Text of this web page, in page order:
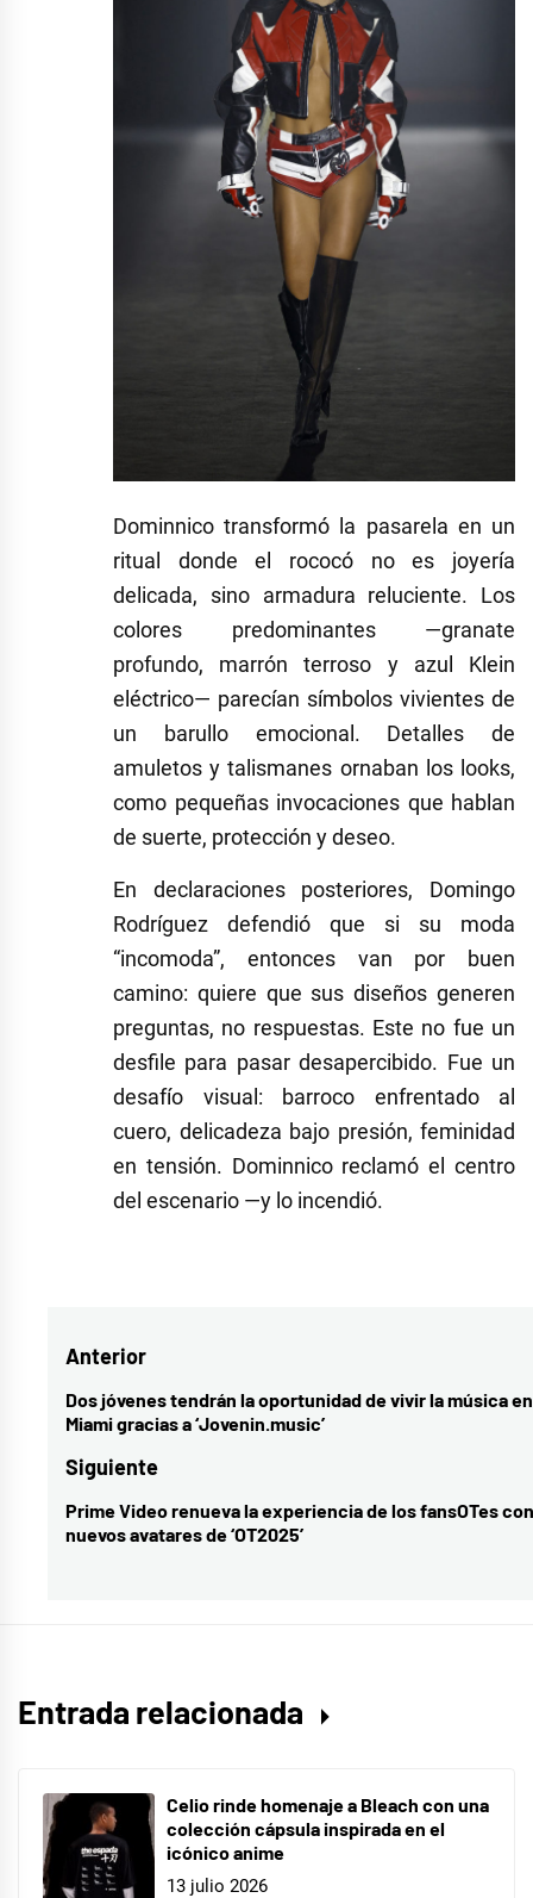
Dominnico transformó la pasarela en un
ritual donde el rococó no es joyería
delicada, sino armadura reluciente. Los
colores predominantes —granate
profundo, marrón terroso y azul Klein
eléctrico— parecían símbolos vivientes de
un barullo emocional. Detalles de
amuletos y talismanes ornaban los looks,
como pequeñas invocaciones que hablan
de suerte, protección y deseo.
En declaraciones posteriores, Domingo
Rodríguez defendió que si su moda
“incomoda”, entonces van por buen
camino: quiere que sus diseños generen
preguntas, no respuestas. Este no fue un
desfile para pasar desapercibido. Fue un
desafío visual: barroco enfrentado al
cuero, delicadeza bajo presión, feminidad
en tensión. Dominnico reclamó el centro
del escenario —y lo incendió.
Navegación
de
entradas
Anterior
Entrada
anterior:
Dos jóvenes tendrán la oportunidad de vivir la música en
Miami gracias a ‘Jovenin.music’
Siguiente
Entrada
siguiente:
Prime Video renueva la experiencia de los fansOTes
nuevos avatares de ‘OT2025’
Entrada relacionada
Celio rinde homenaje a Bleach con una
colección cápsula inspirada en el
icónico anime
13 julio 2026